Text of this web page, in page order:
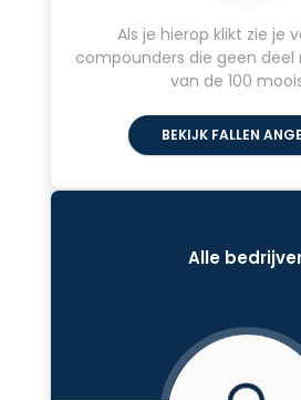
Als je hierop klikt zie je
compounders die geen
van de 100
BEKIJK FALLEN
Alle